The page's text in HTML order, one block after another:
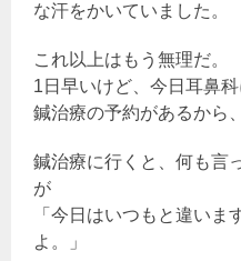
な汗をかいていました。
これ以上はもう無理だ。
1日早いけど、今日耳鼻科
鍼治療の予約があるから
鍼治療に行くと、何も言
が
「今日はいつもと違いま
よ。」